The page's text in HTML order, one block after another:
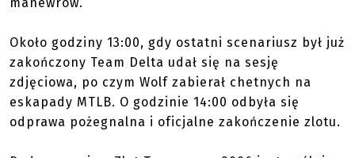
Około godziny 13:00, gdy ostatni scenariusz był już
zakończony Team Delta udał się na sesję
zdjęciowa, po czym Wolf zabierał chetnych na
eskapady MTLB. O godzinie 14:00 odbyła się
odprawa pożegnalna i oficjalne zakończenie zlotu.